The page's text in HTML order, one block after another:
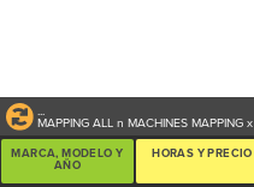
...
MAPPING ALLn MACHINESMAPPINGx
MARCA, MODELO Y
AÑO
HORAS Y PRECIO